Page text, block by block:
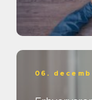
06.